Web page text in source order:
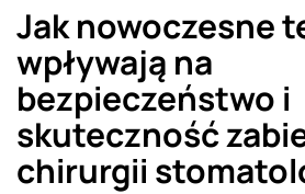
Jak nowoczesne
wpływają na
bezpieczeństwo i
skuteczność
chirurgii